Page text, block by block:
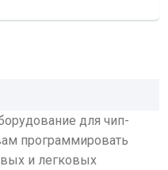
для чип-
программировать
и легковых